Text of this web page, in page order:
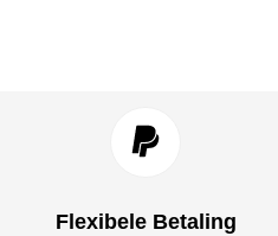
Flexibele Betaling